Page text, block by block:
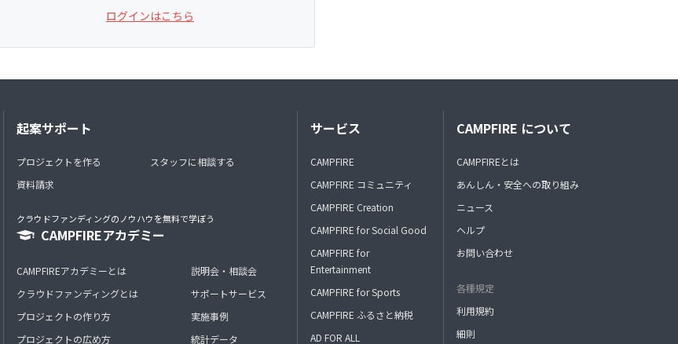
ログインはこちら
起案サポート
プロジェクトを作る
資料請求
スタッフに相談する
クラウドファンディングのノウハウを無料で学ぼう
CAMPFIREアカデミー
CAMPFIREアカデミーとは
クラウドファンディングとは
プロジェクトの作り方
プロジェクトの広め方
説明会・相談会
サポートサービス
実施事例
統計データ
サービス
CAMPFIRE
CAMPFIRE コミュニティ
CAMPFIRE Creation
CAMPFIRE for Social Good
CAMPFIRE for
Entertainment
CAMPFIRE for Sports
CAMPFIRE ふるさと納税
AD FOR ALL
CAMPFIRE について
CAMPFIREとは
あんしん・安全への取り組み
ニュース
ヘルプ
お問い合わせ
各種規定
利用規約
細則